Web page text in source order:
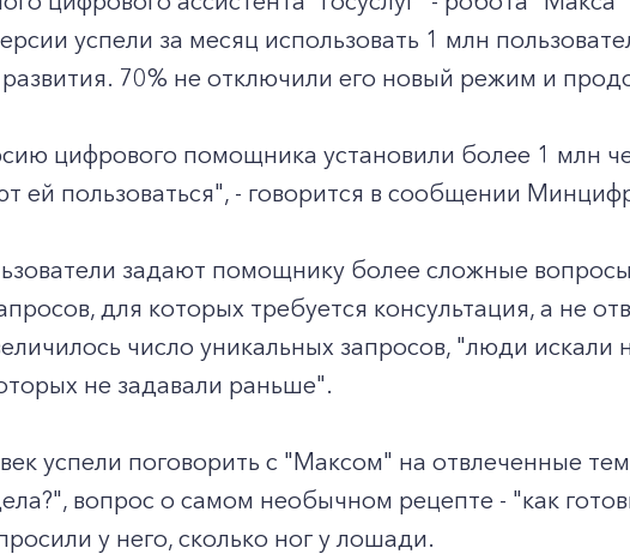
успели за месяц использовать 1 млн
70% не отключили его новый режим и
цифрового помощника установили более 1 млн
ей пользоваться", - говорится в сообщении
задают помощнику более сложные
для которых требуется консультация, а не
число уникальных запросов, "люди искали
не задавали раньше".
успели поговорить с "Максом" на отвлеченные
вопрос о самом необычном рецепте - "как
у него, сколько ног у лошади.